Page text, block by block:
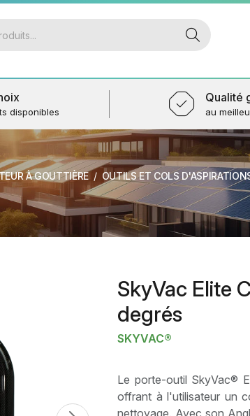
disponibles
Qualité
au
À GOUTTIÈRE
OUTILS ET COLS
SkyVac Elite
degrés
SKYVAC®
Le porte-outil SkyVac®
offrant à l'utilisateur un